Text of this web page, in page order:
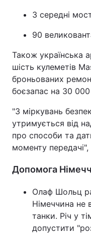
Послуги
Тема оформлення
3 середні
90
Також українська
шість кулеметів
броньованих
боєзапас на 30
"З міркувань
утримується від
про способи та
моменту
Допомога
Олаф Шольц
Німеччина не
танки. Річ у
допустити